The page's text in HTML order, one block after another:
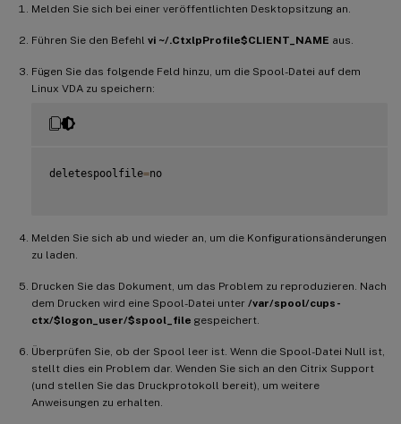
Melden Sie sich bei einer veröffentlichten Desktopsitzung an.
Führen Sie den Befehl vi ~/.CtxlpProfile$CLIENT_NAME aus.
Fügen Sie das folgende Feld hinzu, um die Spool-Datei auf dem
Linux VDA zu speichern:
deletespoolfile=no
Melden Sie sich ab und wieder an, um die Konfigurationsänderungen
zu laden.
Drucken Sie das Dokument, um das Problem zu reproduzieren. Nach
dem Drucken wird eine Spool-Datei unter /var/spool/cups-
ctx/$logon_user/$spool_file gespeichert.
Überprüfen Sie, ob der Spool leer ist. Wenn die Spool-Datei Null ist,
stellt dies ein Problem dar. Wenden Sie sich an den Citrix Support
(und stellen Sie das Druckprotokoll bereit), um weitere
Anweisungen zu erhalten.